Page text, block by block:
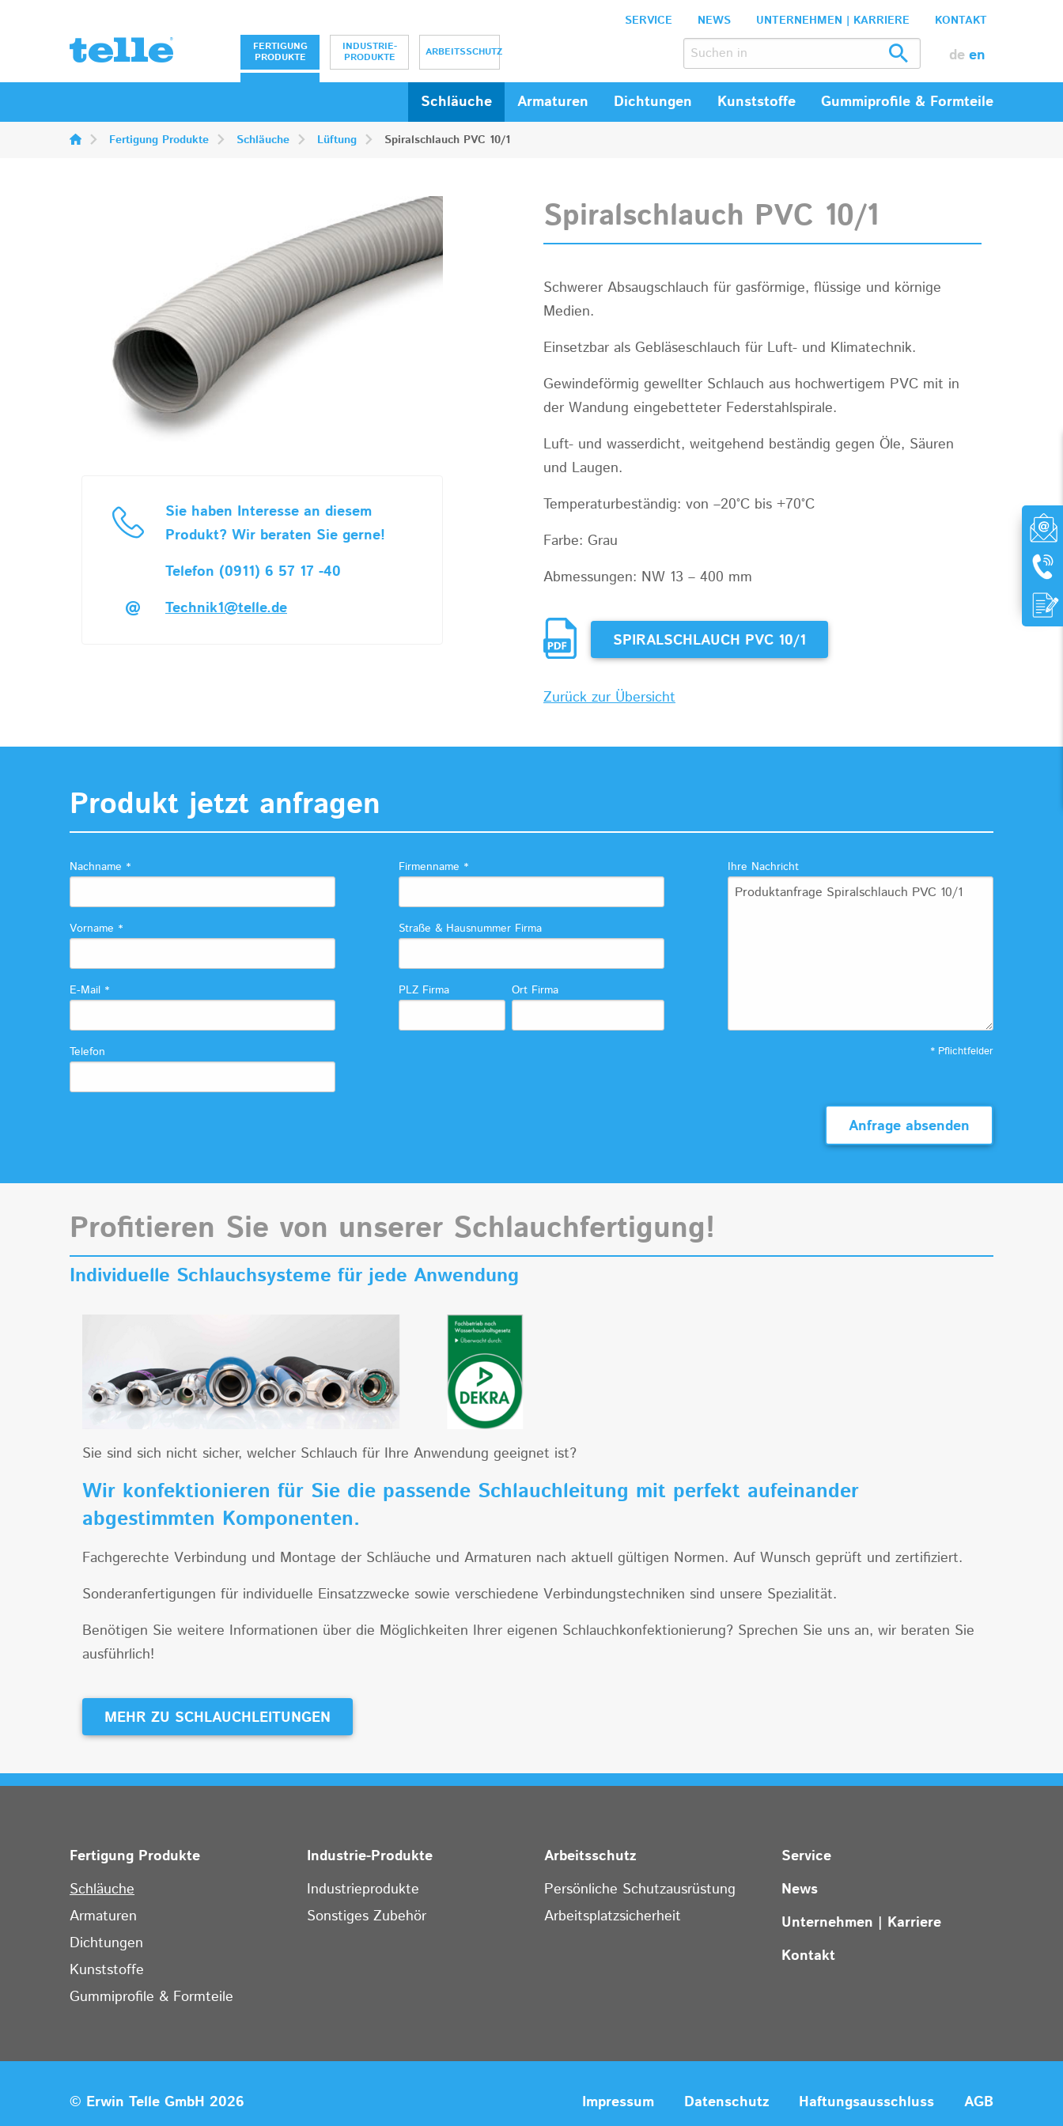
Erwin Telle GmbH
FERTIGUNG
PRODUKTE
INDUSTRIE-
PRODUKTE
ARBEITSSCHUTZ
SERVICE NEWS UNTERNEHMEN | KARRIERE KONTAKT
de en
Schläuche Armaturen Dichtungen Kunststoffe Gummiprofile & Formteile
Fertigung Produkte Schläuche Lüftung Spiralschlauch PVC 10/1
Sie haben Interesse an diesem
Produkt? Wir beraten Sie gerne!
Telefon (0911) 6 57 17 -40
Technik1@telle.de
Spiralschlauch PVC 10/1
Schwerer Absaugschlauch für gasförmige, flüssige und körnige
Medien.
Einsetzbar als Gebläseschlauch für Luft- und Klimatechnik.
Gewindeförmig gewellter Schlauch aus hochwertigem PVC mit in
der Wandung eingebetteter Federstahlspirale.
Luft- und wasserdicht, weitgehend beständig gegen Öle, Säuren
und Laugen.
Temperaturbeständig: von –20°C bis +70°C
Farbe: Grau
Abmessungen: NW 13 – 400 mm
SPIRALSCHLAUCH PVC 10/1
Zurück zur Übersicht
Produkt jetzt anfragen
Nachname *
Vorname *
E-Mail *
Telefon
Firmenname *
Straße & Hausnummer Firma
PLZ Firma Ort Firma
Ihre Nachricht
* Pflichtfelder
Anfrage absenden
Profitieren Sie von unserer Schlauchfertigung!
Individuelle Schlauchsysteme für jede Anwendung
Sie sind sich nicht sicher, welcher Schlauch für Ihre Anwendung geeignet ist?
Wir konfektionieren für Sie die passende Schlauchleitung mit perfekt aufeinander
abgestimmten Komponenten.
Fachgerechte Verbindung und Montage der Schläuche und Armaturen nach aktuell gültigen Normen. Auf Wunsch geprüft und zertifiziert.
Sonderanfertigungen für individuelle Einsatzzwecke sowie verschiedene Verbindungstechniken sind unsere Spezialität.
Benötigen Sie weitere Informationen über die Möglichkeiten Ihrer eigenen Schlauchkonfektionierung? Sprechen Sie uns an, wir beraten Sie
ausführlich!
MEHR ZU SCHLAUCHLEITUNGEN
Fertigung Produkte
Schläuche
Armaturen
Dichtungen
Kunststoffe
Gummiprofile & Formteile
Industrie-Produkte
Industrieprodukte
Sonstiges Zubehör
Arbeitsschutz
Persönliche Schutzausrüstung
Arbeitsplatzsicherheit
Service
News
Unternehmen | Karriere
Kontakt
© Erwin Telle GmbH 2026 Impressum Datenschutz Haftungsausschluss AGB